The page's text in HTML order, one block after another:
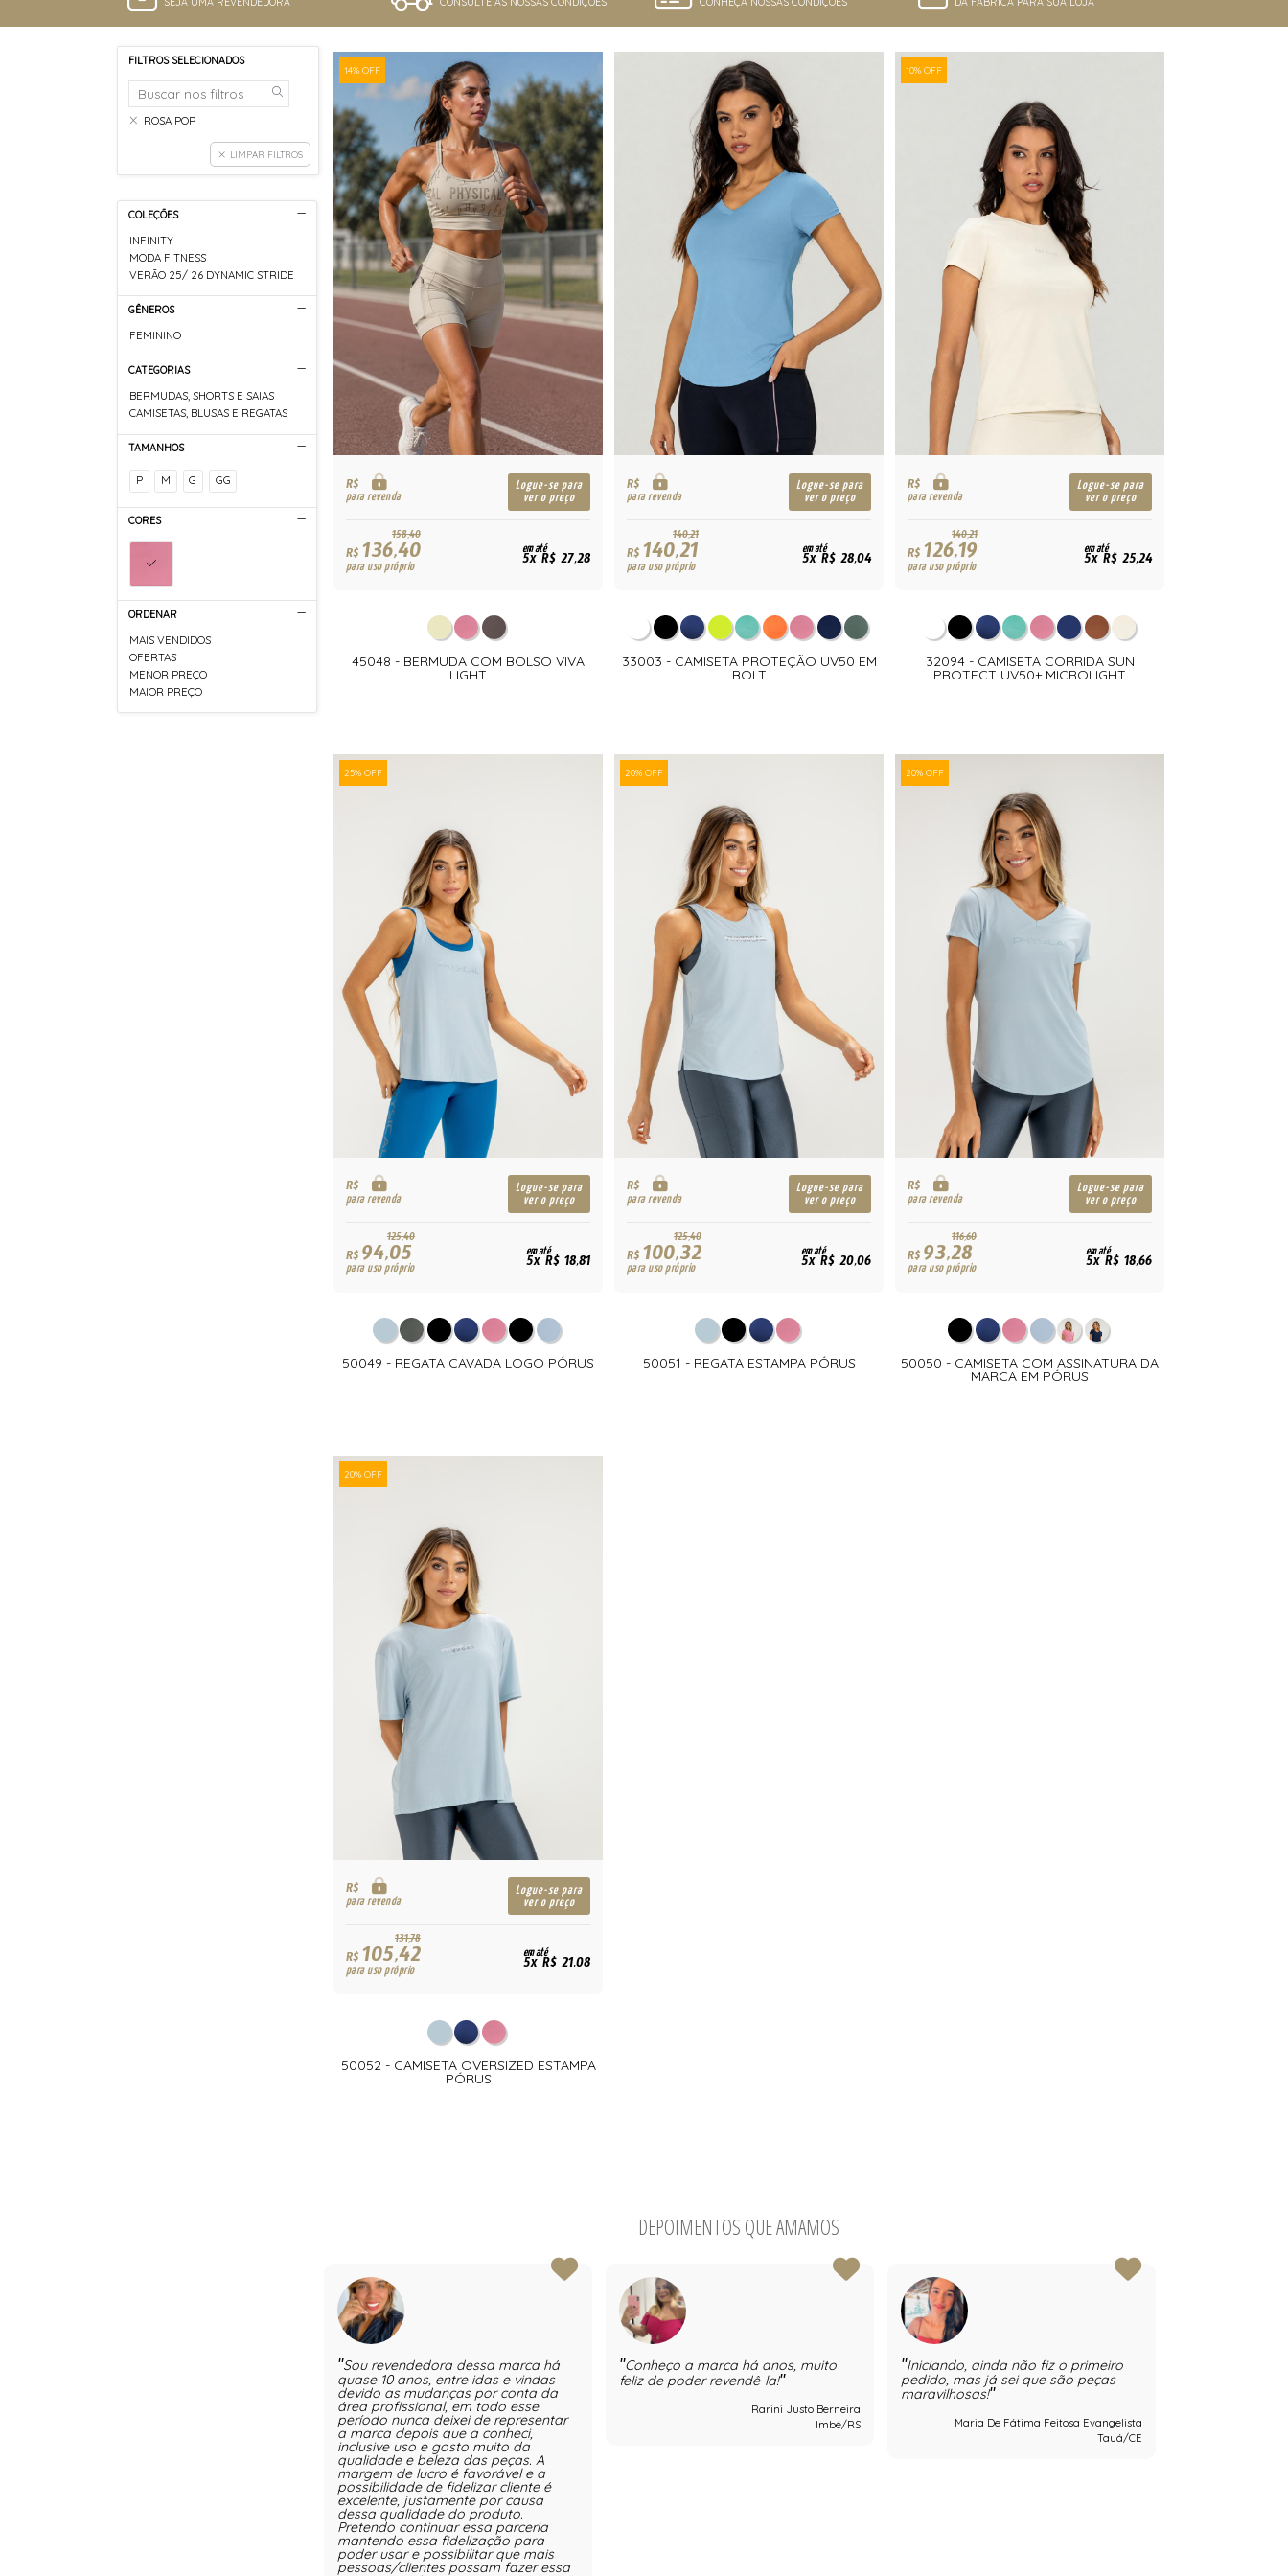
FILTROS SELECIONADOS
ROSA POP
LIMPAR FILTROS
COLEÇÕES
INFINITY
MODA FITNESS
VERÃO 25/ 26 DYNAMIC STRIDE
GÊNEROS
FEMININO
CATEGORIAS
BERMUDAS, SHORTS E SAIAS
CAMISETAS, BLUSAS E REGATAS
TAMANHOS
P M G GG
CORES
ORDENAR
MAIS VENDIDOS
OFERTAS
MENOR PREÇO
MAIOR PREÇO
14% OFF
R$
para revenda
Logue-se para
ver o preço
158,40
R$136,40
para uso próprio
em até
5x R$ 27,28
45048 - BERMUDA COM BOLSO VIVA
LIGHT
R$
para revenda
Logue-se para
ver o preço
140,21
R$140,21
para uso próprio
em até
5x R$ 28,04
33003 - CAMISETA PROTEÇÃO UV50 EM
BOLT
10% OFF
R$
para revenda
Logue-se para
ver o preço
140,21
R$126,19
para uso próprio
em até
5x R$ 25,24
32094 - CAMISETA CORRIDA SUN
PROTECT UV50+ MICROLIGHT
25% OFF
R$
para revenda
Logue-se para
ver o preço
125,40
R$94,05
para uso próprio
em até
5x R$ 18,81
50049 - REGATA CAVADA LOGO PÓRUS
20% OFF
R$
para revenda
Logue-se para
ver o preço
125,40
R$100,32
para uso próprio
em até
5x R$ 20,06
50051 - REGATA ESTAMPA PÓRUS
20% OFF
R$
para revenda
Logue-se para
ver o preço
116,60
R$93,28
para uso próprio
em até
5x R$ 18,66
50050 - CAMISETA COM ASSINATURA DA
MARCA EM PÓRUS
20% OFF
R$
para revenda
Logue-se para
ver o preço
131,78
R$105,42
para uso próprio
em até
5x R$ 21,08
50052 - CAMISETA OVERSIZED ESTAMPA
PÓRUS
DEPOIMENTOS QUE AMAMOS
Sou revendedora dessa marca há
quase 10 anos, entre idas e vindas
devido as mudanças por conta da
área profissional, em todo esse
período nunca deixei de representar
a marca depois que a conheci,
inclusive uso e gosto muito da
qualidade e beleza das peças. A
margem de lucro é favorável e a
possibilidade de fidelizar cliente é
excelente, justamente por causa
dessa qualidade do produto.
Pretendo continuar essa parceria
mantendo essa fidelização para
poder usar e possibilitar que mais
pessoas/clientes possam fazer essa
Conheço a marca há anos, muito
feliz de poder revendê-la!
Rarini Justo Berneira
Imbé/RS
Iniciando, ainda não fiz o primeiro
pedido, mas já sei que são peças
maravilhosas!
Maria De Fátima Feitosa Evangelista
Tauá/CE